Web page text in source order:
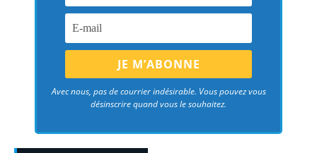
Avec nous, pas de courrier indésirable. Vous pouvez vous
désinscrire quand vous le souhaitez.